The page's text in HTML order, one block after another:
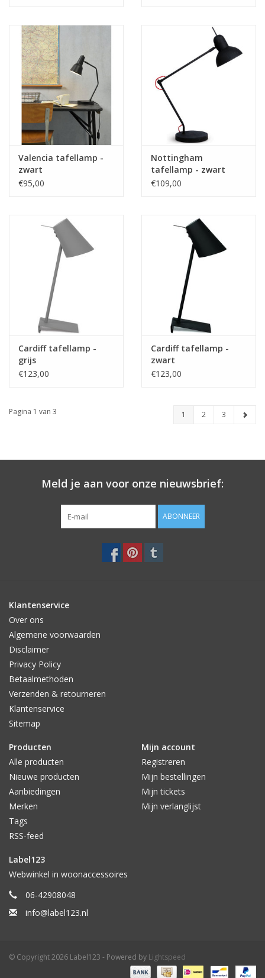
Valencia tafellamp -
zwart
€95,00
Nottingham
tafellamp - zwart
€109,00
Cardiff tafellamp -
grijs
€123,00
Cardiff tafellamp -
zwart
€123,00
Pagina 1 van 3 1 2 3
Meld je aan voor onze nieuwsbrief:
ABONNEER
Klantenservice
Over ons
Algemene voorwaarden
Disclaimer
Privacy Policy
Betaalmethoden
Verzenden & retourneren
Klantenservice
Sitemap
Producten
Alle producten
Nieuwe producten
Aanbiedingen
Merken
Tags
RSS-feed
Mijn account
Registreren
Mijn bestellingen
Mijn tickets
Mijn verlanglijst
Label123
Webwinkel in woonaccessoires
06-42908048
info@label123.nl
© Copyright 2026 Label123 - Powered by Lightspeed